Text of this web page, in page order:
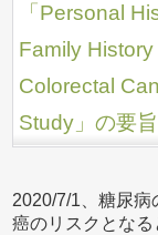
「Personal
Family
Colorectal
Study」の要
2020/7/1、糖尿
癌のリスクとな